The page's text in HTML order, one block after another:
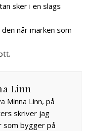
sker i en slags
når marken som
Linn
Minna Linn, på
skriver jag
bygger på